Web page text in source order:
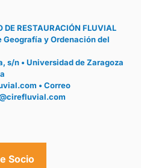
DE RESTAURACIÓN FLUVIAL
Geografía y Ordenación del
s/n • Universidad de Zaragoza
• Correo
Socio